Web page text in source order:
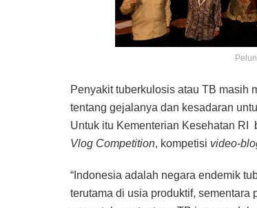
Penyakit tuberkulosis atau TB masih
tentang gejalanya dan kesadaran
Untuk itu Kementerian Kesehatan RI
Vlog Competition, kompetisi video-
“Indonesia adalah negara endemik
terutama di usia produktif, sementara